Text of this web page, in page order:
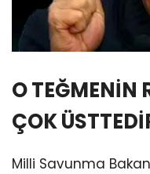
O TEĞMENİN
ÇOK
Milli Savunma